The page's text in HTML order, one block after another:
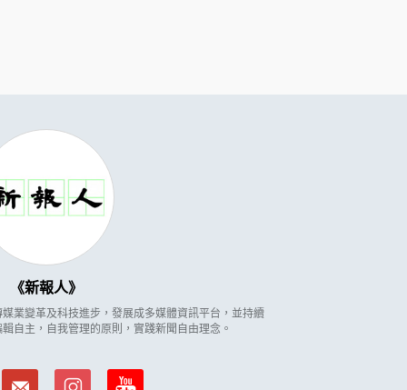
新報人
業變革及科技進步，發展成多媒體資訊平台，並持續
自主，自我管理的原則，實踐新聞自由理念。